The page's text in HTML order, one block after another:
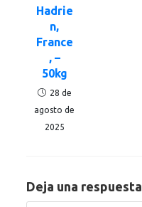
Hadrie
n,
France
, –
50kg
28 de
agosto de
2025
Deja una respuesta